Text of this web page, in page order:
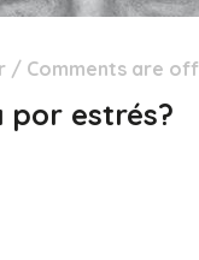
/ Comments are off
por estrés?